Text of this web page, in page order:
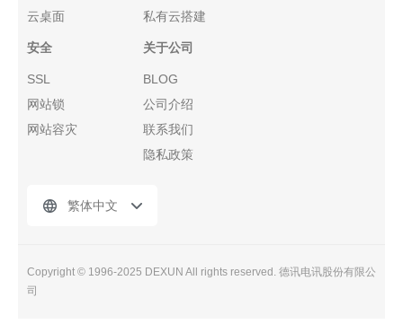
云桌面
私有云搭建
安全
SSL
网站锁
网站容灾
关于公司
BLOG
公司介绍
联系我们
隐私政策
繁体中文
Copyright © 1996-2025 DEXUN All rights reserved. 德讯电讯股份有限公
司